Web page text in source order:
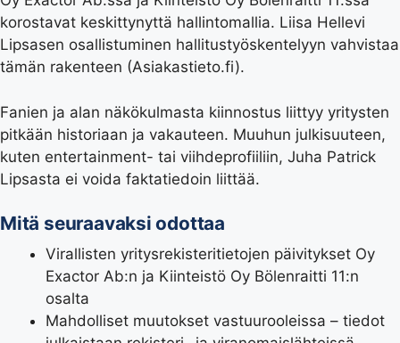
korostavat keskittynyttä hallintomallia. Liisa Hellevi
Lipsasen osallistuminen hallitustyöskentelyyn vahvistaa
tämän rakenteen (Asiakastieto.fi).
Fanien ja alan näkökulmasta kiinnostus liittyy yritysten
pitkään historiaan ja vakauteen. Muuhun julkisuuteen,
kuten entertainment- tai viihdeprofiiliin, Juha Patrick
Lipsasta ei voida faktatiedoin liittää.
Mitä seuraavaksi odottaa
Virallisten yritysrekisteritietojen päivitykset Oy
Exactor Ab:n ja Kiinteistö Oy Bölenraitti 11:n
osalta
Mahdolliset muutokset vastuurooleissa – tiedot